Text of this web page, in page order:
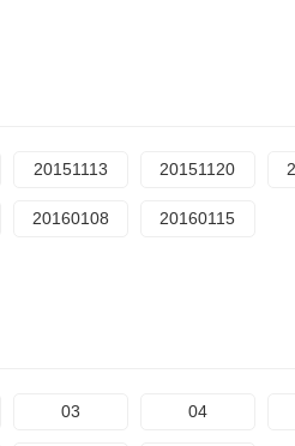
20151113 20151120
20160108 20160115
03 04